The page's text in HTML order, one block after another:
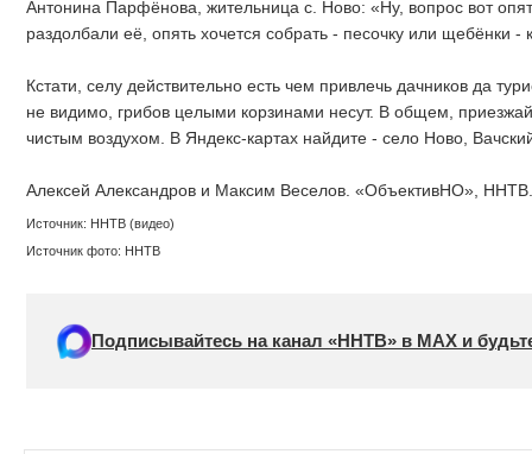
Антонина Парфёнова, жительница с. Ново: «Ну, вопрос вот
раздолбали её, опять хочется собрать - песочку или щебёнки -
Кстати, селу действительно есть чем привлечь дачников да
не видимо, грибов целыми корзинами несут. В общем,
чистым воздухом. В Яндекс-картах найдите - село Ново,
Алексей Александров и Максим Веселов. «ОбъективНО», ННТВ.
Источник: ННТВ (видео)
Источник фото: ННТВ
Подписывайтесь на канал «ННТВ» в МАХ и